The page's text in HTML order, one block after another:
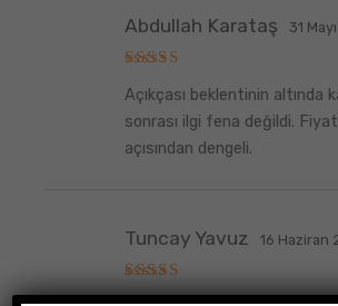
üzerinden
oy aldı
Abdullah Karataş 31
Açıkçası beklentinin altında
sonrası ilgi fena değildi.
açısından dengeli.
5
Tuncay Yavuz 16 Haziran